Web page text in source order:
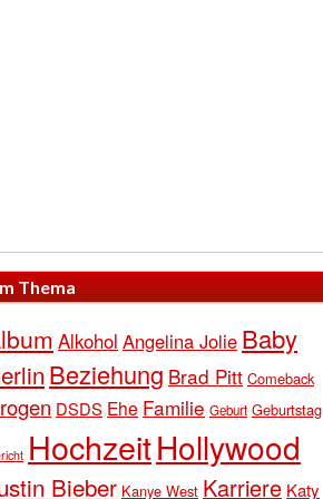
Thema
Alkohol Angelina Jolie Baby
Beziehung Brad Pitt Comeback
DSDS Ehe Familie Geburt Geburtstag
HochzeitHollywood
Bieber Kanye West Karriere Katy